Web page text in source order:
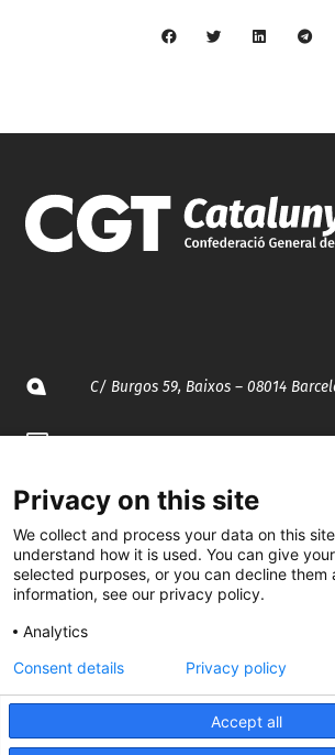
C/ Burgos 59, Baixos – 08014
935 120 481
@CGTCatalunya
cgtcatalunya
Privacy on this site
We collect and process your data on this
understand how it is used. You can give
selected purposes, or you can decline them
information, see our privacy policy.
Analytics
Accept all
Consent details Privacy policy